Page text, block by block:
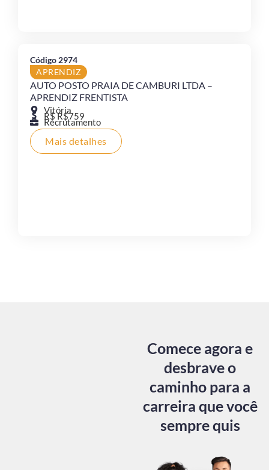
Código 2974
APRENDIZ
AUTO POSTO PRAIA DE CAMBURI LTDA –
APRENDIZ FRENTISTA
Vitória
R$ R$759
Recrutamento
Mais detalhes
Comece agora e
desbrave o
caminho para a
carreira que você
sempre quis